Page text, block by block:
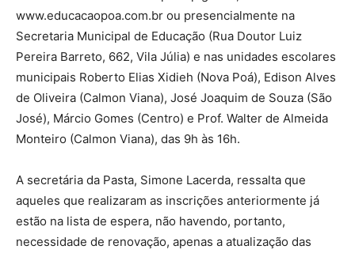
www.educacaopoa.com.br ou presencialmente na
Secretaria Municipal de Educação (Rua Doutor Luiz
Pereira Barreto, 662, Vila Júlia) e nas unidades escolares
municipais Roberto Elias Xidieh (Nova Poá), Edison Alves
de Oliveira (Calmon Viana), José Joaquim de Souza (São
José), Márcio Gomes (Centro) e Prof. Walter de Almeida
Monteiro (Calmon Viana), das 9h às 16h.
A secretária da Pasta, Simone Lacerda, ressalta que
aqueles que realizaram as inscrições anteriormente já
estão na lista de espera, não havendo, portanto,
necessidade de renovação, apenas a atualização das